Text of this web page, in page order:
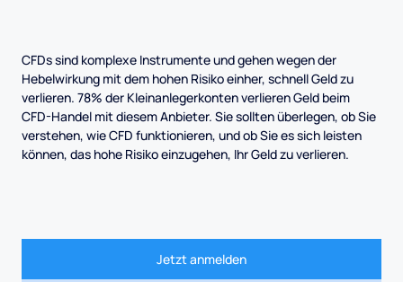
CFDs sind komplexe Instrumente und gehen wegen der
Hebelwirkung mit dem hohen Risiko einher, schnell Geld zu
verlieren. 78% der Kleinanlegerkonten verlieren Geld beim
CFD-Handel mit diesem Anbieter. Sie sollten überlegen, ob Sie
verstehen, wie CFD funktionieren, und ob Sie es sich leisten
können, das hohe Risiko einzugehen, Ihr Geld zu verlieren.
Jetzt anmelden